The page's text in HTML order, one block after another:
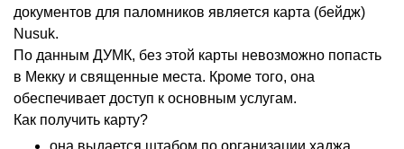
документов для паломников является карта (бейдж)
Nusuk.
По данным ДУМК, без этой карты невозможно попасть
в Мекку и священные места. Кроме того, она
обеспечивает доступ к основным услугам.
Как получить карту?